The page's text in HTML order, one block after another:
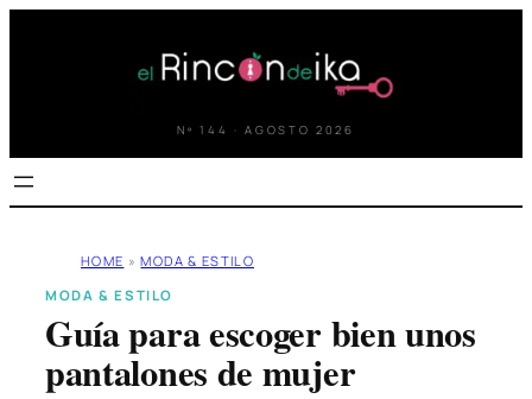
Nº 144 · AGOSTO 2026
HOME » MODA & ESTILO
MODA & ESTILO
Guía para escoger bien unos
pantalones de mujer